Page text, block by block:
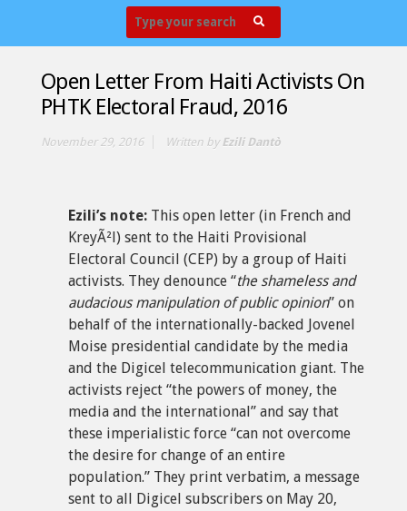
Open Letter From Haiti Activists On
PHTK Electoral Fraud, 2016
November 29, 2016 Written byEzili Dantò
Ezili’s note: This open letter (in French and
KreyÃ²l) sent to the Haiti Provisional
Electoral Council (CEP) by a group of Haiti
activists. They denounce “the shameless and
audacious manipulation of public opinion” on
behalf of the internationally-backed Jovenel
Moise presidential candidate by the media
and the Digicel telecommunication giant. The
activists reject “the powers of money, the
media and the international” and say that
these imperialistic force “can not overcome
the desire for change of an entire
population.” They print verbatim, a message
sent to all Digicel subscribers on May 20,